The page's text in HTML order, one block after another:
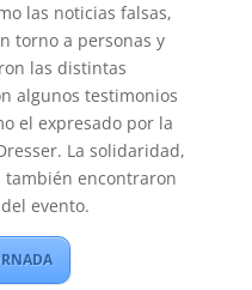
las noticias falsas,
torno a personas y
las distintas
algunos testimonios
el expresado por la
La solidaridad,
también encontraron
evento.